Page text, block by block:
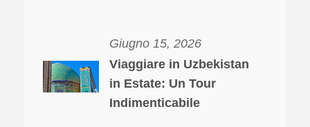
Giugno 15, 2026
Viaggiare in Uzbekistan
in Estate: Un Tour
Indimenticabile